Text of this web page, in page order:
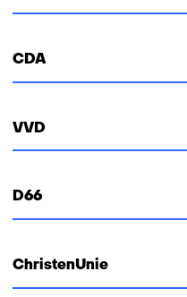
CDA
VVD
D66
ChristenUnie